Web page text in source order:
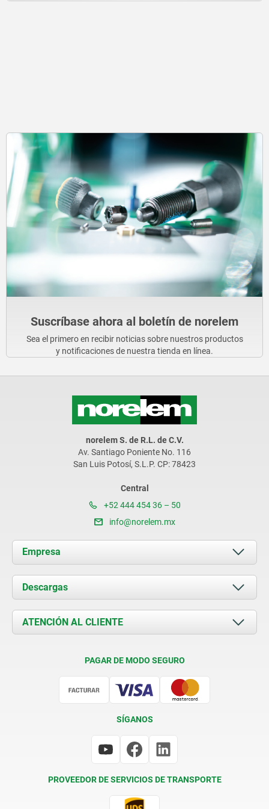
Suscríbase ahora al boletín de norelem
Sea el primero en recibir noticias sobre nuestros productos
y notificaciones de nuestra tienda en línea.
norelem S. de R.L. de C.V.
Av. Santiago Poniente No. 116
San Luis Potosí, S.L.P. CP: 78423
Central
+52 444 454 36 – 50
info@norelem.mx
Empresa
Acerca de nosotros
Novedades
Contacto
Descargas
Documents
ATENCIÓN AL CLIENTE
PAGAR DE MODO SEGURO
SÍGANOS
PROVEEDOR DE SERVICIOS DE TRANSPORTE